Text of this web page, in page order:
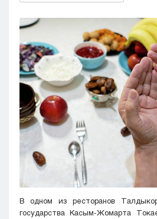
Семей
Тараз
Туркестан
Уральск
Усть-Каменогорск
Шымкент
В одном из ресторанов
государства Касым-Жомарта